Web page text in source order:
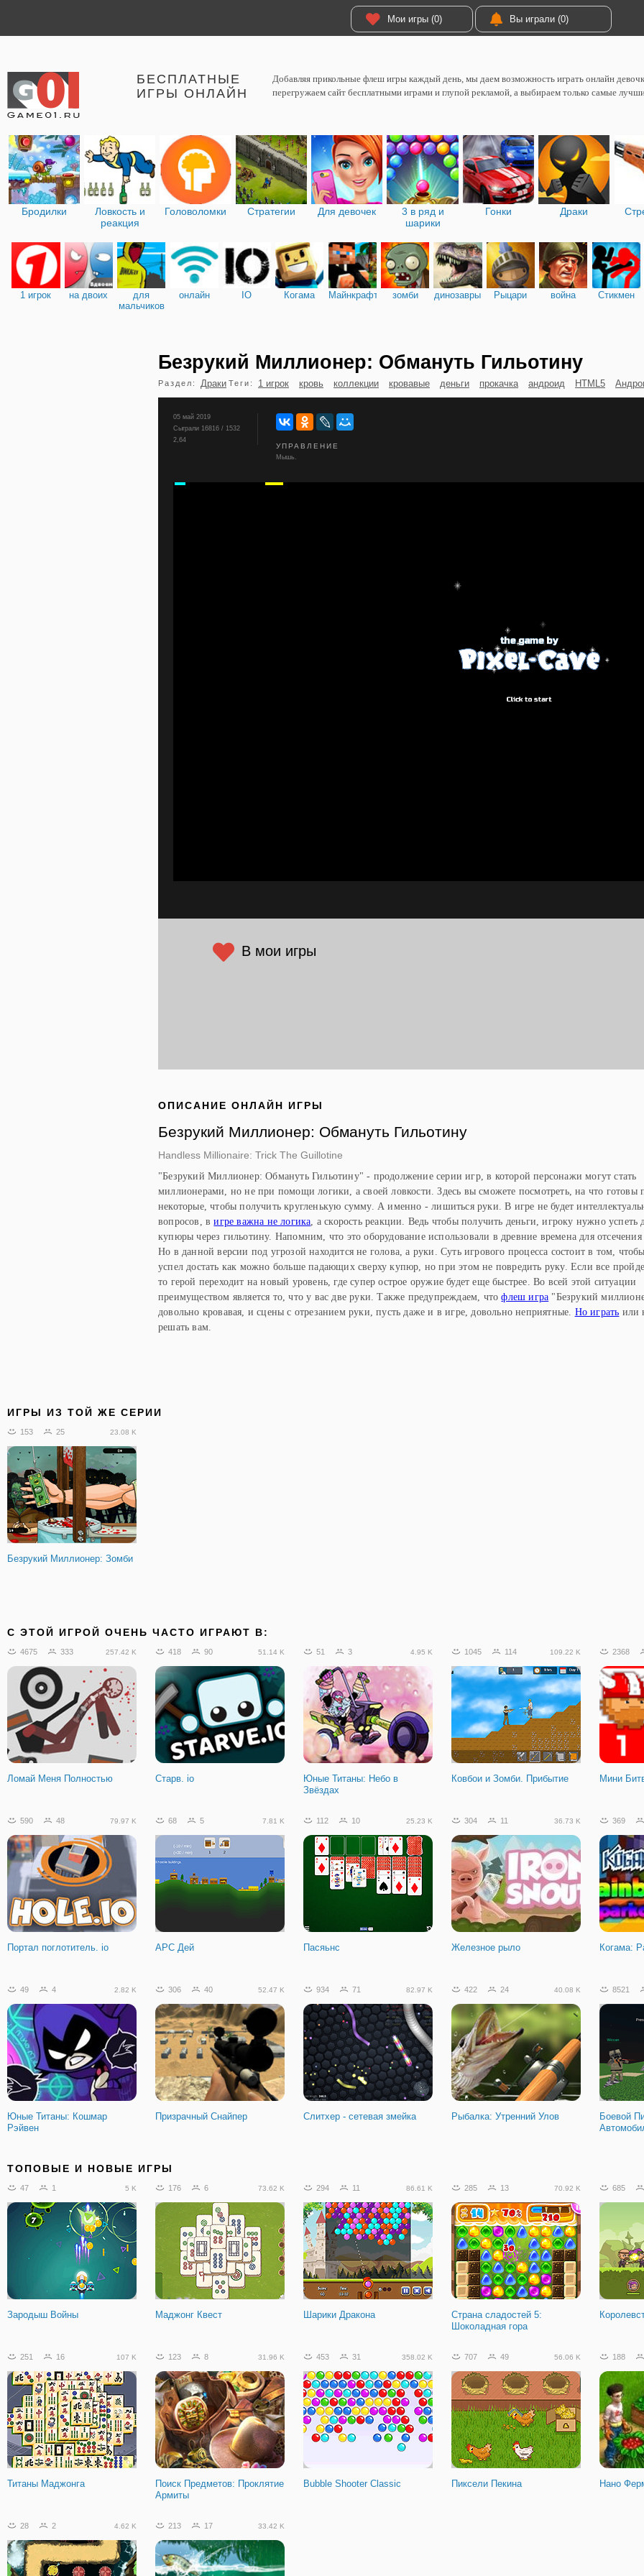
Мои игры (0) Вы играли (0)
БЕСПЛАТНЫЕ
ИГРЫ ОНЛАЙН
Добавляя прикольные флеш игры каждый день, мы даем возможность играть онлайн
перегружаем сайт бесплатными играми и глупой рекламой, а выбираем только самые
Бродилки
Ловкость и
реакция
Головоломки Стратегии Для девочек
3 в ряд и
шарики
Гонки Драки
1 игрок на двоих
для
мальчиков
онлайн IO Когама Майнкрафт зомби динозавры Рыцари война Стикмен
Безрукий Миллионер: Обмануть Гильотину
Раздел: Драки Теги: 1 игрок кровь коллекции кровавые деньги прокачка андроид HTML5
05 май 2019
Сыграли 16816 / 1532
2,64
УПРАВЛЕНИЕ
Мышь.
В мои игры
ОПИСАНИЕ ОНЛАЙН ИГРЫ
Безрукий Миллионер: Обмануть Гильотину
Handless Millionaire: Trick The Guillotine
"Безрукий Миллионер: Обмануть Гильотину" - продолжение серии игр, в которой персонажи могут стать
миллионерами, но не при помощи логики, а своей ловкости. Здесь вы сможете посмотреть, на что готовы
некоторые, чтобы получить кругленькую сумму. А именно - лишиться руки. В игре не будет
вопросов, вигре важна не логика , а скорость реакции. Ведь чтобы получить деньги, игроку нужно успеть
купюры через гильотину. Напомним, что это оборудование использовали в древние времена для отсечения
Но в данной версии под угрозой находится не голова, а руки. Суть игрового процесса состоит в том,
успел достать как можно больше падающих сверху купюр, но при этом не повредить руку. Если все
то герой переходит на новый уровень, где супер острое оружие будет еще быстрее. Во всей этой ситуации
преимуществом является то, что у вас две руки. Также предупреждаем, чтофлеш игра "Безрукий
довольно кровавая, и сцены с отрезанием руки, пусть даже и в игре, довольно неприятные. Но играть или
решать вам.
ИГРЫ ИЗ ТОЙ ЖЕ СЕРИИ
153 25 23.08 K
Безрукий Миллионер: Зомби
C ЭТОЙ ИГРОЙ ОЧЕНЬ ЧАСТО ИГРАЮТ В:
4675 333 257.42 K
Ломай Меня Полностью
418 90 51.14 K
Старв. io
51 3 4.95 K
Юные Титаны: Небо в
Звёздах
1045 114 109.22 K
Ковбои и Зомби. Прибытие
2368
Мини
590 48 79.97 K
Портал поглотитель. io
68 5 7.81 K
АРС Дей
112 10 25.23 K
Пасяьнс
304 11 36.73 K
Железное рыло
369
Когама:
49 4 2.82 K
Юные Титаны: Кошмар
Рэйвен
306 40 52.47 K
Призрачный Снайпер
934 71 82.97 K
Слитхер - сетевая змейка
422 24 40.08 K
Рыбалка: Утренний Улов
8521
Боевой
Принц и Пленённая
Принцесса
Slithercraft. io Линейный Байкер
ТОПОВЫЕ И НОВЫЕ ИГРЫ
47 1 5 K
Зародыш Войны
176 6 73.62 K
Маджонг Квест
294 11 86.61 K
Шарики Дракона
285 13 70.92 K
Страна сладостей 5:
Шоколадная гора
685
251 16 107 K
Титаны Маджонга
123 8 31.96 K
Поиск Предметов: Проклятие
Армиты
453 31 358.02 K
Bubble Shooter Classic
707 49 56.06 K
Пиксели Пекина
188
Нано
28 2 4.62 K 213 17 33.42 K